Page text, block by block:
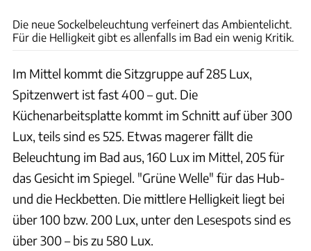
Die neue Sockelbeleuchtung verfeinert das Ambientelicht.
Für die Helligkeit gibt es allenfalls im Bad ein wenig Kritik.
Im Mittel kommt die Sitzgruppe auf 285 Lux,
Spitzenwert ist fast 400 – gut. Die
Küchenarbeitsplatte kommt im Schnitt auf über 300
Lux, teils sind es 525. Etwas magerer fällt die
Beleuchtung im Bad aus, 160 Lux im Mittel, 205 für
das Gesicht im Spiegel. "Grüne Welle" für das Hub-
und die Heckbetten. Die mittlere Helligkeit liegt bei
über 100 bzw. 200 Lux, unter den Lesespots sind es
über 300 – bis zu 580 Lux.